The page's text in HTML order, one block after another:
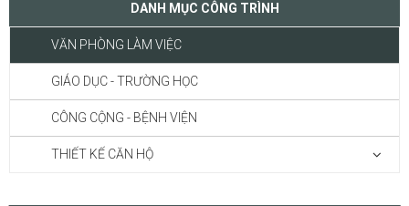
DANH MỤC CÔNG TRÌNH
VĂN PHÒNG LÀM VIỆC
GIÁO DỤC - TRƯỜNG HỌC
CÔNG CỘNG - BỆNH VIỆN
THIẾT KẾ CĂN HỘ